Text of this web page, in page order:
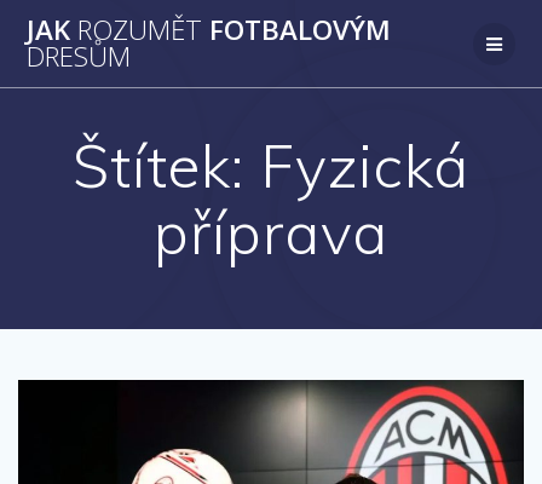
na
JAK ROZUMĚT FOTBALOVÝM
DRESŮM
Štítek: Fyzická
příprava